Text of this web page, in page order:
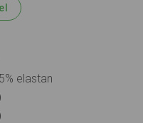
elastan